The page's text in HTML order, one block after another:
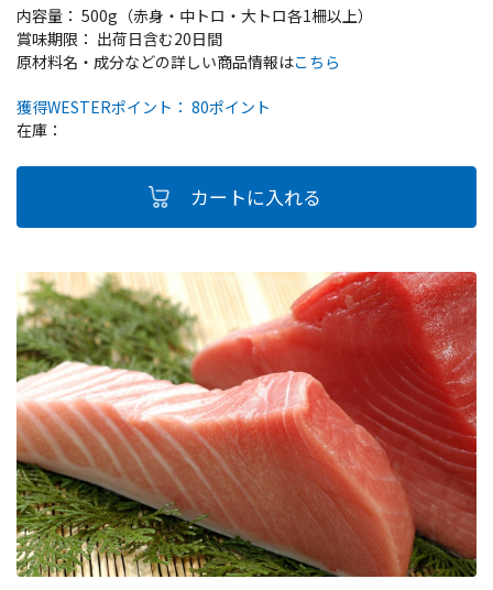
内容量： 500g（赤身・中トロ・大トロ各1柵以上）
賞味期限： 出荷日含む20日間
獲得WESTERポイント： 80ポイント
在庫：
原材料名・成分などの詳しい商品情報はこちら